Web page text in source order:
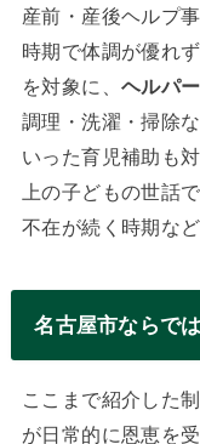
産前・産後ヘルプ
時期で体調が優れ
を対象に、 ヘルパ
調理・洗濯・掃除
いった育児補助も
上の子どもの世話
不在が続く時期な
名古屋市ならで
ここまで紹介した
が日常的に恩恵を